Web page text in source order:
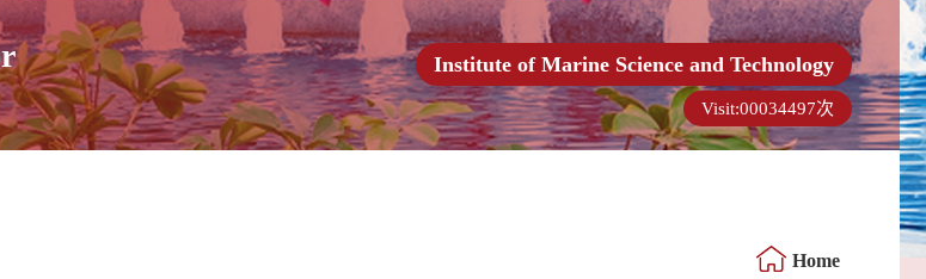
Institute of Marine Science and Technology
Visit:00034497次
Home